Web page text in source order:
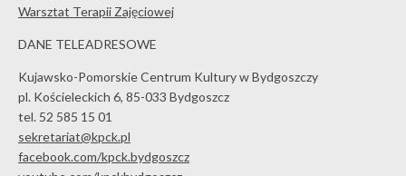
Warsztat Terapii Zajęciowej
DANE TELEADRESOWE
Kujawsko-Pomorskie Centrum Kultury w Bydgoszczy
pl. Kościeleckich 6, 85-033 Bydgoszcz
tel. 52 585 15 01
sekretariat@kpck.pl
facebook.com/kpck.bydgoszcz